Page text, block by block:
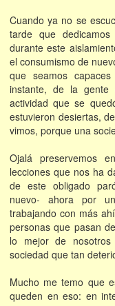
Cuando ya no se
tarde que
durante este
el consumismo de
que seamos
instante, de la
actividad que se
estuvieron desiertas,
vimos, porque una
Ojalá preservemos
lecciones que nos ha
de este obligado
nuevo- ahora por
trabajando con más
personas que pasan
lo mejor de
sociedad que tan
Mucho me temo que
queden en eso: en